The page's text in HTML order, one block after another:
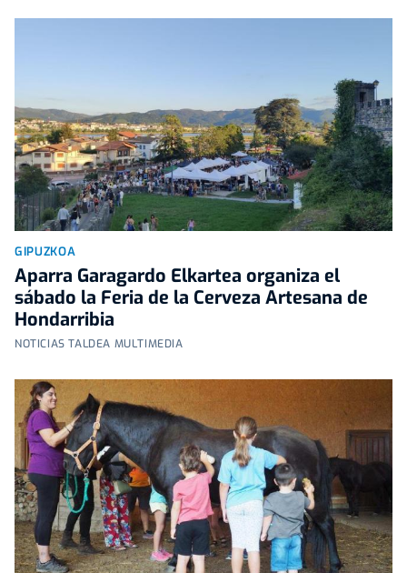
GIPUZKOA
Aparra Garagardo Elkartea organiza el
sábado la Feria de la Cerveza Artesana de
Hondarribia
NOTICIAS TALDEA MULTIMEDIA